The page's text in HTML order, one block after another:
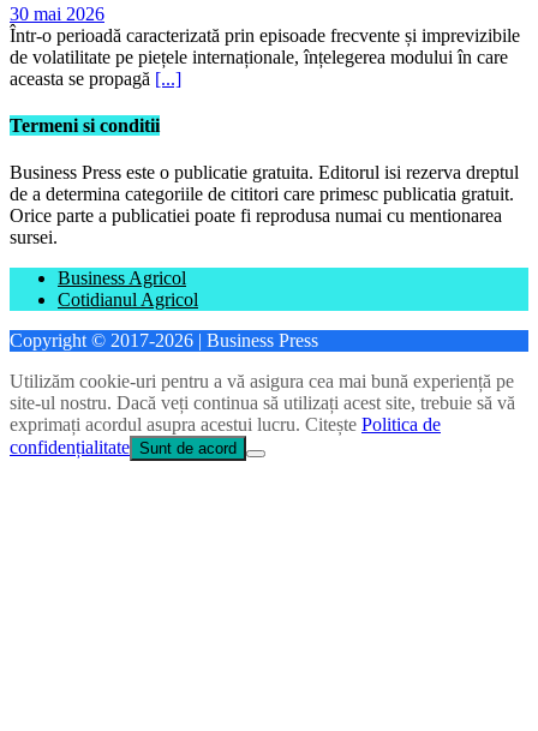
30 mai 2026
Într-o perioadă caracterizată prin episoade frecvente și imprevizibile
de volatilitate pe piețele internaționale, înțelegerea modului în care
aceasta se propagă [...]
Termeni si conditii
Business Press este o publicatie gratuita. Editorul isi rezerva dreptul
de a determina categoriile de cititori care primesc publicatia gratuit.
Orice parte a publicatiei poate fi reprodusa numai cu mentionarea
sursei.
Business Agricol
Cotidianul Agricol
Copyright © 2017-2026 | Business Press
Utilizăm cookie-uri pentru a vă asigura cea mai bună experiență pe
site-ul nostru. Dacă veți continua să utilizați acest site, trebuie să vă
exprimați acordul asupra acestui lucru. Citește Politica de
confidențialitate Sunt de acord